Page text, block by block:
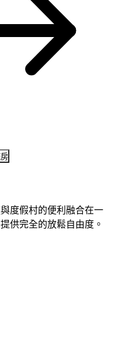
度假村的便利融合在一
供完全的放鬆自由度。